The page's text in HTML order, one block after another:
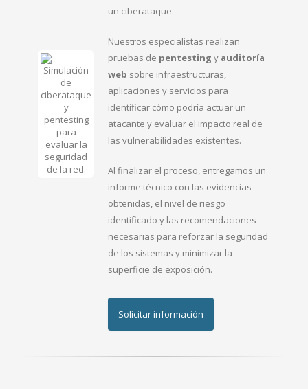
un ciberataque.
Nuestros especialistas realizan
pruebas de pentesting y auditoría
web sobre infraestructuras,
aplicaciones y servicios para
identificar cómo podría actuar un
atacante y evaluar el impacto real de
las vulnerabilidades existentes.
Al finalizar el proceso, entregamos un
informe técnico con las evidencias
obtenidas, el nivel de riesgo
identificado y las recomendaciones
necesarias para reforzar la seguridad
de los sistemas y minimizar la
superficie de exposición.
Solicitar información